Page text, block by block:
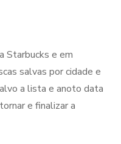
Starbucks e em
salvas por cidade e
a lista e anoto data
e finalizar a